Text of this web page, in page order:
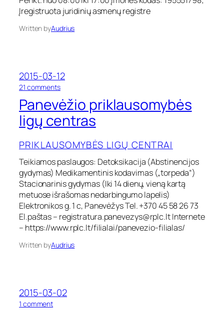
t
i
s
k
l
u
s
o
m
b
s
l
i
g
ų
c
e
n
t
r
Įregistruota juridinių asmenų registre
Written byAudrius
2015-03-12
21 commentso
P
a
n
v
ž
i
o
p
r
i
k
l
u
b
Panevėžio priklausomybės
ligų centras
PRIKLAUSOMYBĖS LIGŲ CENTRAI
Teikiamos paslaugos: Detoksikacija (Abstinencijos
gydymas) Medikamentinis kodavimas („torpeda“)
Stacionarinis gydymas (Iki 14 dienų, vieną kartą
metuose išrašomas nedarbingumo lapelis)
Elektronikos g. 1 c, Panevėžys Tel. +370 45 58 26 73
El.paštas – registratura.panevezys@rplc.ltInternete
– https://www.rplc.lt/filialai/panevezio-filialas/
Written byAudrius
2015-03-02
1 commento